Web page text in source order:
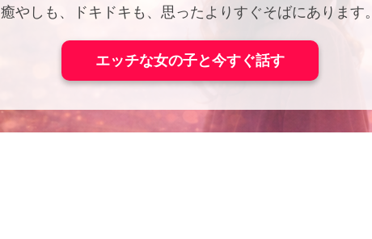
癒やしも、ドキドキも、思ったよりすぐそばにあります。
エッチな女の子と今すぐ話す